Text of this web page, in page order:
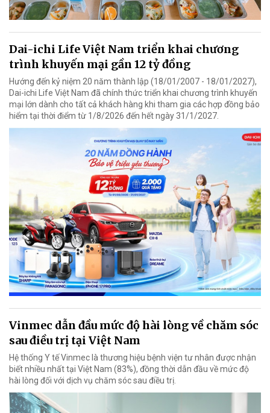
Dai-ichi Life Việt Nam triển khai chương
trình khuyến mại gần 12 tỷ đồng
Hướng đến kỷ niệm 20 năm thành lập (18/01/2007 - 18/01/2027),
Dai-ichi Life Việt Nam đã chính thức triển khai chương trình khuyến
mại lớn dành cho tất cả khách hàng khi tham gia các hợp đồng bảo
hiểm tại thời điểm từ 1/8/2026 đến hết ngày 31/1/2027.
Vinmec dẫn đầu mức độ hài lòng về chăm sóc
sau điều trị tại Việt Nam
Hệ thống Y tế Vinmec là thương hiệu bệnh viện tư nhân được nhận
biết nhiều nhất tại Việt Nam (83%), đồng thời dẫn đầu về mức độ
hài lòng đối với dịch vụ chăm sóc sau điều trị.